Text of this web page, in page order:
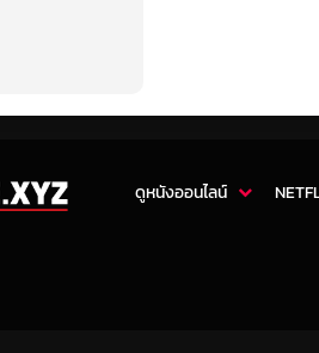
ดูหนังออนไลน์